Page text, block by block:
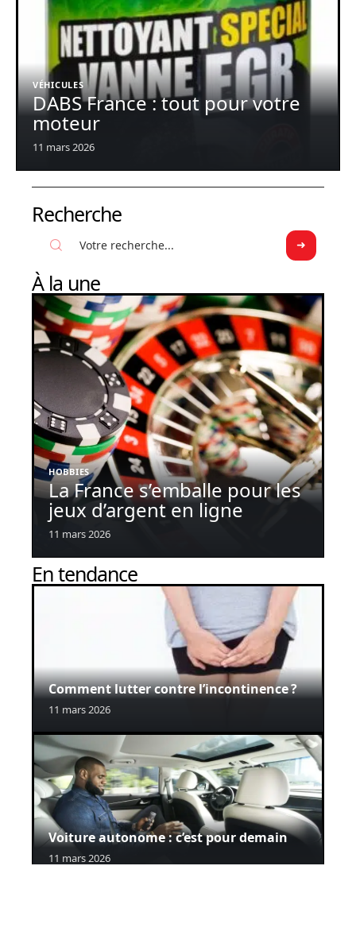
VÉHICULES
DABS France : tout pour votre
moteur
11 mars 2026
Recherche
À la une
HOBBIES
La France s’emballe pour les
jeux d’argent en ligne
11 mars 2026
En tendance
Comment lutter contre l’incontinence ?
11 mars 2026
Voiture autonome : c’est pour demain
11 mars 2026